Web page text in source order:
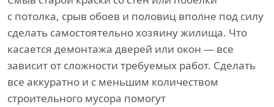
с потолка, срыв обоев и половиц вполне под силу
сделать самостоятельно хозяину жилища. Что
касается демонтажа дверей или окон — все
зависит от сложности требуемых работ. Сделать
все аккуратно и с меньшим количеством
строительного мусора помогут